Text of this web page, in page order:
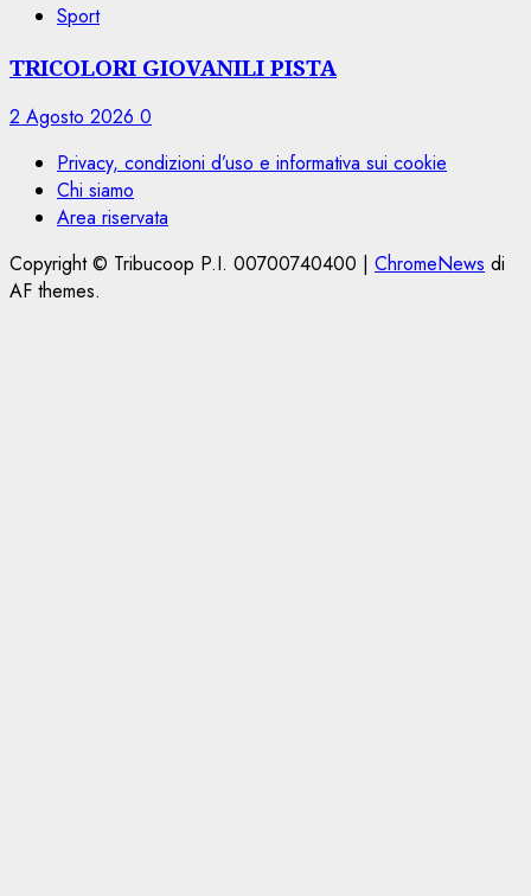
Sport
TRICOLORI GIOVANILI PISTA
2 Agosto 2026 0
Privacy, condizioni d’uso e informativa sui cookie
Chi siamo
Area riservata
Copyright © Tribucoop P.I. 00700740400 | ChromeNews di
AF themes.